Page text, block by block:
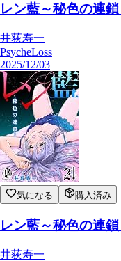
レン藍～秘色の連鎖
井荻寿一
PsycheLoss
2025/12/03
気になる 購入済み
レン藍～秘色の連鎖
井荻寿一